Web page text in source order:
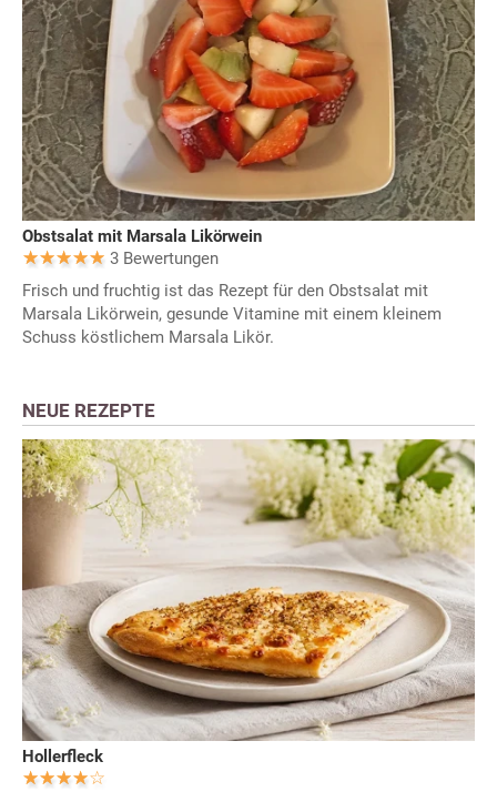
Obstsalat mit Marsala Likörwein
3 Bewertungen
Frisch und fruchtig ist das Rezept für den Obstsalat mit
Marsala Likörwein, gesunde Vitamine mit einem kleinem
Schuss köstlichem Marsala Likör.
NEUE REZEPTE
Hollerfleck